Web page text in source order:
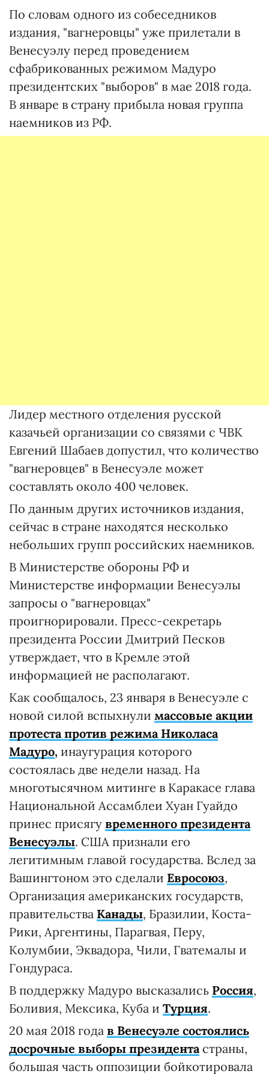
По словам одного из собеседников
издания, "вагнеровцы" уже прилетали в
Венесуэлу перед проведением
сфабрикованных режимом Мадуро
президентских "выборов" в мае 2018 года.
В январе в страну прибыла новая группа
наемников из РФ.
Лидер местного отделения русской
казачьей организации со связями с ЧВК
Евгений Шабаев допустил, что количество
"вагнеровцев" в Венесуэле может
составлять около 400 человек.
По данным других источников издания,
сейчас в стране находятся несколько
небольших групп российских наемников.
В Министерстве обороны РФ и
Министерстве информации Венесуэлы
запросы о "вагнеровцах"
проигнорировали. Пресс-секретарь
президента России Дмитрий Песков
утверждает, что в Кремле этой
информацией не располагают.
Как сообщалось, 23 января в Венесуэле с
новой силой вспыхнули массовые акции
протеста против режима Николаса
Мадуро, инаугурация которого
состоялась две недели назад. На
многотысячном митинге в Каракасе глава
Национальной Ассамблеи Хуан Гуайдо
принес присягу временного президента
Венесуэлы. США признали его
легитимным главой государства. Вслед за
Вашингтоном это сделали Евросоюз,
Организация американских государств,
правительства Канады, Бразилии, Коста-
Рики, Аргентины, Парагвая, Перу,
Колумбии, Эквадора, Чили, Гватемалы и
Гондураса.
В поддержку Мадуро высказались Россия,
Боливия, Мексика, Куба и Турция.
20 мая 2018 года в Венесуэле состоялись
досрочные выборы президентастраны,
большая часть оппозиции бойкотировала